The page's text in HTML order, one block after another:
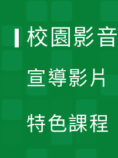
校園影音
宣導影片
特色課程